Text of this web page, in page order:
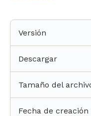
Versión
Descargar
Tamaño del
Fecha de creación